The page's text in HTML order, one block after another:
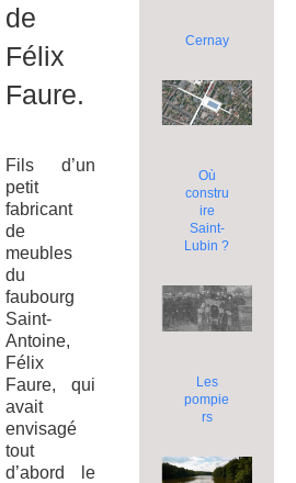
de
Félix
Faure.
Fils d’un
petit
fabricant
de
meubles
du
faubourg
Saint-
Antoine,
Félix
Faure, qui
avait
envisagé
tout
d’abord le
Cernay
Où
constru
ire
Saint-
Lubin ?
Les
pompie
rs